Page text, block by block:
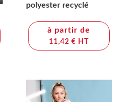
polyester recyclé
à partir de
11,42 € HT